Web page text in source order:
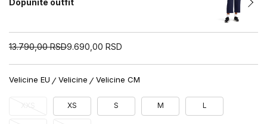
Dopunite outfit
13.790,00 RSD9.690,00 RSD
Velicine EU Velicine Velicine CM
XS S M L